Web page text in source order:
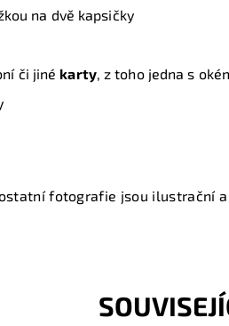
na dvě kapsičky
či jiné karty, z toho jedna s
fotografie jsou ilustrační